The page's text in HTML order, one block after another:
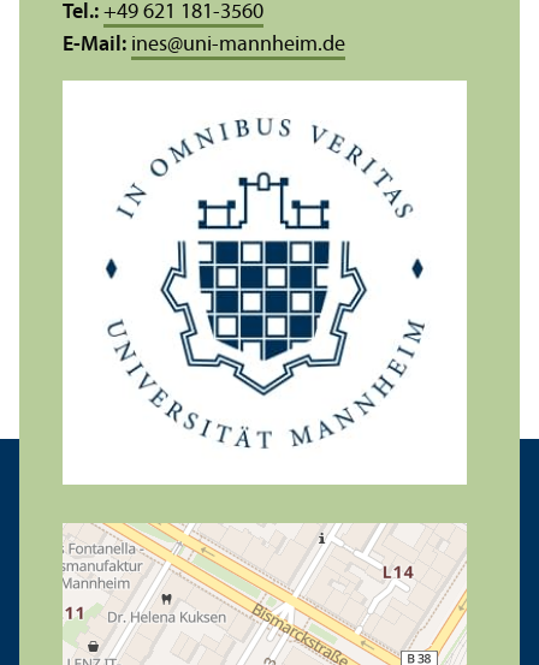
Tel.: +49 621 181-3560
E-Mail: ines@uni-mannheim.de